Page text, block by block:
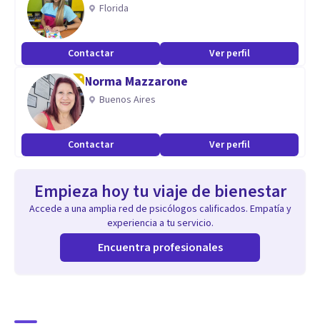
Florida
Contactar Ver perfil
Norma Mazzarone
Buenos Aires
Contactar Ver perfil
Empieza hoy tu viaje de bienestar
Accede a una amplia red de psicólogos calificados. Empatía y
experiencia a tu servicio.
Encuentra profesionales